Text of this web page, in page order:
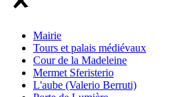
Mairie
Tours et palais médiévaux
Cour de la Madeleine
Mermet Sferisterio
L'aube (Valerio Berruti)